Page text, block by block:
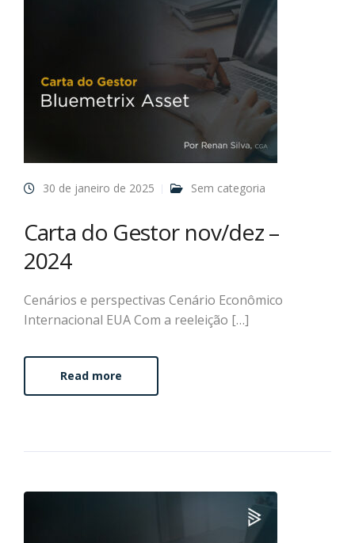
30 de janeiro de 2025 Sem categoria
Carta do Gestor nov/dez –
2024
Cenários e perspectivas Cenário Econômico
Internacional EUA Com a reeleição […]
Read more